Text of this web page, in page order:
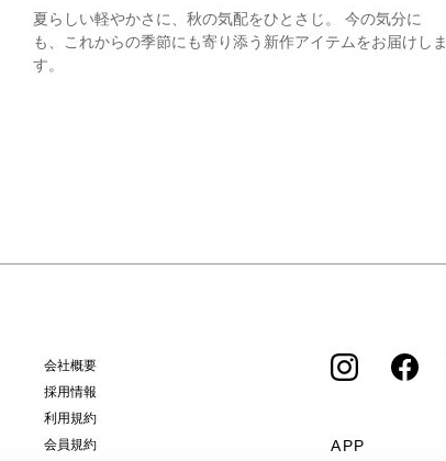
夏らしい軽やかさに、秋の気配をひとさじ。 今の気分に
も、これからの季節にも寄り添う新作アイテムをお届けしま
す。
会社概要
採用情報
利用規約
会員規約
APP